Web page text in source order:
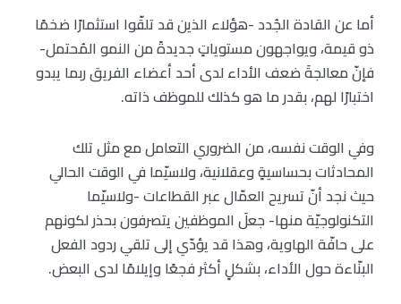
أما عن القادة الجُدد -هؤلاء الذين قد تلقّوا استثمارًا ضخمًا
ذو قيمة، ويواجهون مستوياتٍ جديدةً من النمو المُحتمل-
فإنّ معالجةَ ضعف الأداء لدى أحد أعضاء الفريق ربما يبدو
اختبارًا لهم، بقدر ما هو كذلك للموظف ذاته.
وفي الوقت نفسه، من الضروري التعامل مع مثل تلك
المحادثات بحساسيةٍ وعقلانية، ولاسيّما في الوقت الحالي
حيث نجد أنّ تسريح العمّال عبر القطاعات -ولاسيّما
التكنولوجيّة منها- جعلَ الموظفين يتصرفون بحذر لكونهم
على حافّة الهاوية، وهذا قد يؤدّي إلى تلقي ردود الفعل
البنّاءة حول الأداء، بشكلٍ أكثر فجعًا وإيلامًا لدى البعض.